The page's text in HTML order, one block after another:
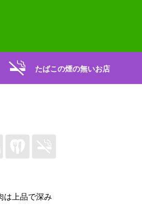
たばこの煙の無いお店
は上品で深み